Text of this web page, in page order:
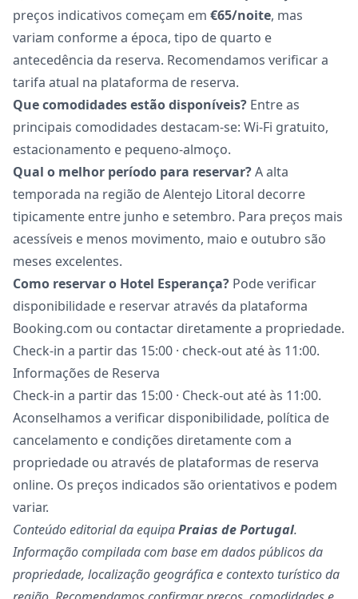
preços indicativos começam em €65/noite, mas
variam conforme a época, tipo de quarto e
antecedência da reserva. Recomendamos verificar a
tarifa atual na plataforma de reserva.
Que comodidades estão disponíveis? Entre as
principais comodidades destacam-se: Wi-Fi gratuito,
estacionamento e pequeno-almoço.
Qual o melhor período para reservar?A alta
temporada na região de Alentejo Litoral decorre
tipicamente entre junho e setembro. Para preços mais
acessíveis e menos movimento, maio e outubro são
meses excelentes.
Como reservar o Hotel Esperança? Pode verificar
disponibilidade e reservar através da plataforma
Booking.com ou contactar diretamente a propriedade.
Check-in a partir das 15:00 · check-out até às 11:00.
Informações de Reserva
Check-in a partir das 15:00 · Check-out até às 11:00.
Aconselhamos a verificar disponibilidade, política de
cancelamento e condições diretamente com a
propriedade ou através de plataformas de reserva
online. Os preços indicados são orientativos e podem
variar.
Conteúdo editorial da equipaPraias de Portugal.
Informação compilada com base em dados públicos da
propriedade, localização geográfica e contexto turístico da